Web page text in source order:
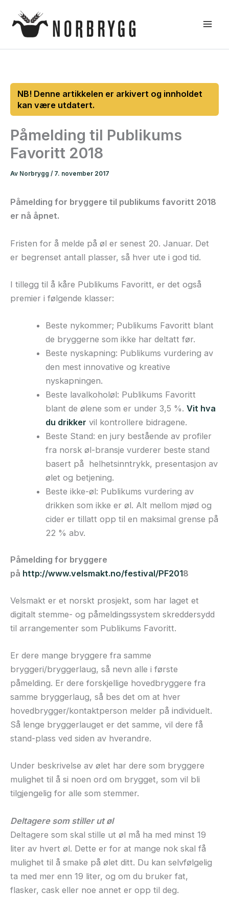
rett
Påmelding til Publikums
Favoritt 2018
Av Norbrygg / 7. november 2017
Påmelding for bryggere til publikums favoritt 2018
er nå åpnet.
Fristen for å melde på øl er senest 20. Januar. Det
er begrenset antall plasser, så hver ute i god tid.
I tillegg til å kåre Publikums Favoritt, er det også
premier i følgende klasser:
Beste nykommer; Publikums Favoritt blant
de bryggerne som ikke har deltatt før.
Beste nyskapning: Publikums vurdering av
den mest innovative og kreative
nyskapningen.
Beste lavalkoholøl: Publikums Favoritt
blant de ølene som er under 3,5 %.Vit hva
du drikker vil kontrollere bidragene.
Beste Stand: en jury bestående av profiler
fra norsk øl-bransje vurderer beste stand
basert på helhetsinntrykk, presentasjon av
ølet og betjening.
Beste ikke-øl: Publikums vurdering av
drikken som ikke er øl. Alt mellom mjød og
cider er tillatt opp til en maksimal grense på
22 % abv.
Påmelding for bryggere
på http://www.velsmakt.no/festival/PF2018
Velsmakt er et norskt prosjekt, som har laget et
digitalt stemme- og påmeldingssystem skreddersydd
til arrangementer som Publikums Favoritt.
Er dere mange bryggere fra samme
bryggeri/bryggerlaug, så nevn alle i første
påmelding. Er dere forskjellige hovedbryggere fra
samme bryggerlaug, så bes det om at hver
hovedbrygger/kontaktperson melder på individuelt.
Så lenge bryggerlauget er det samme, vil dere få
stand-plass ved siden av hverandre.
Under beskrivelse av ølet har dere som bryggere
mulighet til å si noen ord om brygget, som vil bli
tilgjengelig for alle som stemmer.
Deltagere som stiller ut øl
Deltagere som skal stille ut øl må ha med minst 19
liter av hvert øl. Dette er for at mange nok skal få
mulighet til å smake på ølet ditt. Du kan selvfølgelig
ta med mer enn 19 liter, og om du bruker fat,
flasker, cask eller noe annet er opp til deg.